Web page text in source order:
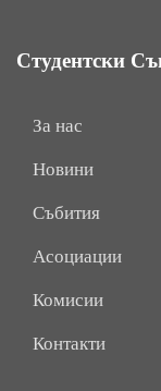
Студентски
За нас
Новини
Събития
Асоциации
Комисии
Контакти